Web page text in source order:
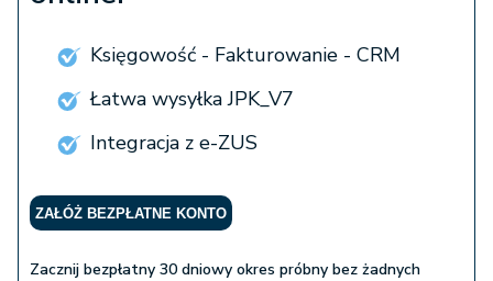
Księgowość - Fakturowanie - CRM
Łatwa wysyłka JPK_V7
Integracja z e-ZUS
ZAŁÓŻ BEZPŁATNE KONTO
Zacznij bezpłatny 30 dniowy okres próbny bez żadnych